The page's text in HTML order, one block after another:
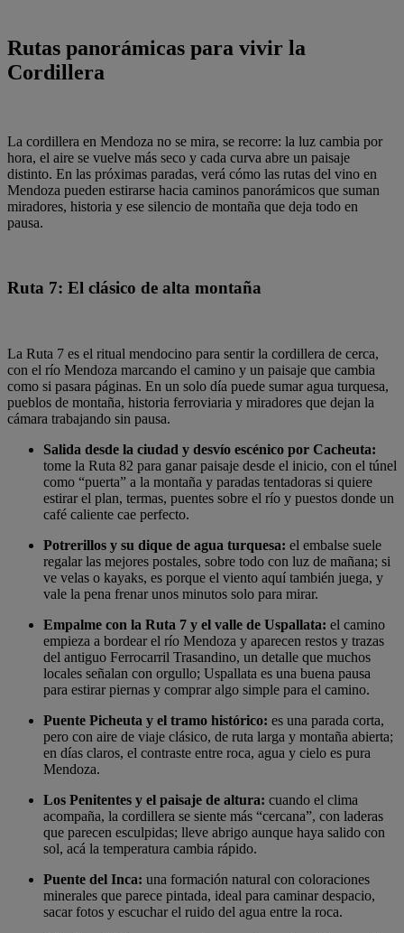
Rutas panorámicas para vivir la
Cordillera
La cordillera en Mendoza no se mira, se recorre: la luz cambia por
hora, el aire se vuelve más seco y cada curva abre un paisaje
distinto. En las próximas paradas, verá cómo las rutas del vino en
Mendoza pueden estirarse hacia caminos panorámicos que suman
miradores, historia y ese silencio de montaña que deja todo en
pausa.
Ruta 7: El clásico de alta montaña
La Ruta 7 es el ritual mendocino para sentir la cordillera de cerca,
con el río Mendoza marcando el camino y un paisaje que cambia
como si pasara páginas. En un solo día puede sumar agua turquesa,
pueblos de montaña, historia ferroviaria y miradores que dejan la
cámara trabajando sin pausa.
Salida desde la ciudad y desvío escénico por Cacheuta:
tome la Ruta 82 para ganar paisaje desde el inicio, con el túnel
como “puerta” a la montaña y paradas tentadoras si quiere
estirar el plan, termas, puentes sobre el río y puestos donde un
café caliente cae perfecto.
Potrerillos y su dique de agua turquesa: el embalse suele
regalar las mejores postales, sobre todo con luz de mañana; si
ve velas o kayaks, es porque el viento aquí también juega, y
vale la pena frenar unos minutos solo para mirar.
Empalme con la Ruta 7 y el valle de Uspallata: el camino
empieza a bordear el río Mendoza y aparecen restos y trazas
del antiguo Ferrocarril Trasandino, un detalle que muchos
locales señalan con orgullo; Uspallata es una buena pausa
para estirar piernas y comprar algo simple para el camino.
Puente Picheuta y el tramo histórico: es una parada corta,
pero con aire de viaje clásico, de ruta larga y montaña abierta;
en días claros, el contraste entre roca, agua y cielo es pura
Mendoza.
Los Penitentes y el paisaje de altura: cuando el clima
acompaña, la cordillera se siente más “cercana”, con laderas
que parecen esculpidas; lleve abrigo aunque haya salido con
sol, acá la temperatura cambia rápido.
Puente del Inca: una formación natural con coloraciones
minerales que parece pintada, ideal para caminar despacio,
sacar fotos y escuchar el ruido del agua entre la roca.